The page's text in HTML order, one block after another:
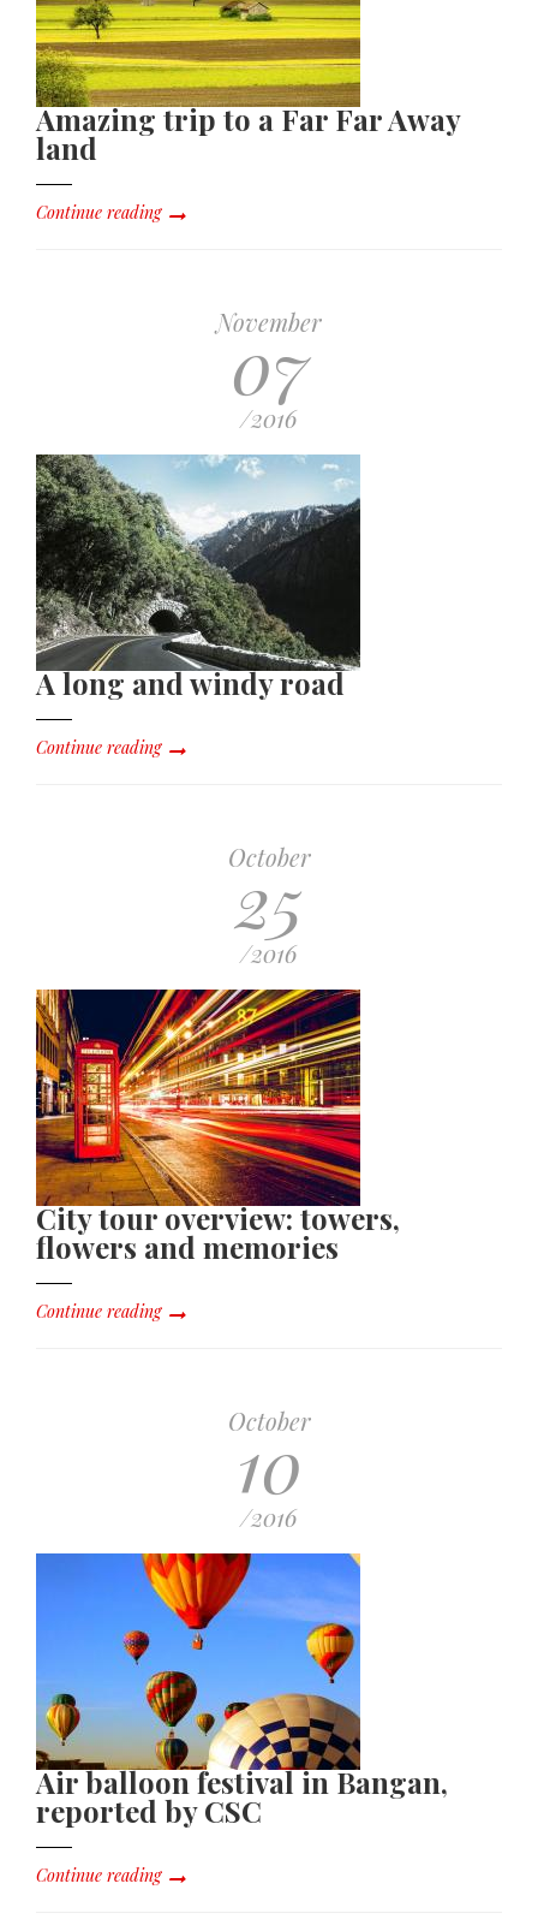
Amazing trip to a Far Far Away
land
Continue reading
November
07
/2016
A long and windy road
Continue reading
October
25
/2016
City tour overview: towers,
flowers and memories
Continue reading
October
10
/2016
Air balloon festival in Bangan,
reported by CSC
Continue reading